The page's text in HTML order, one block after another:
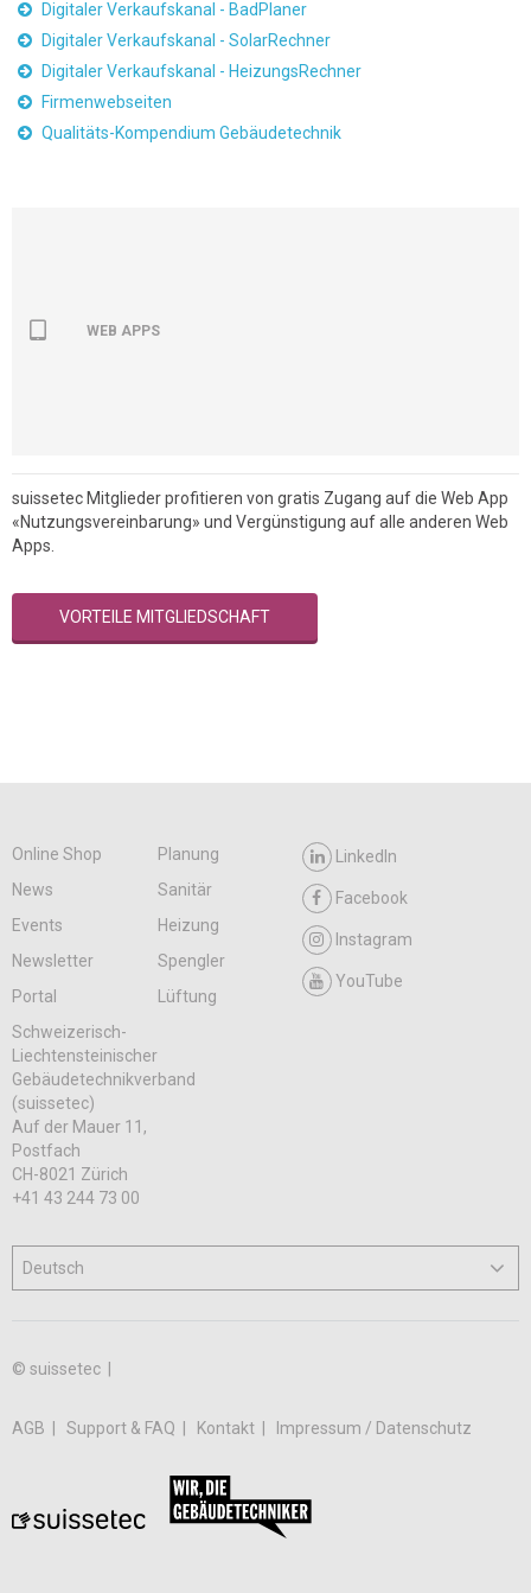
Digitaler Verkaufskanal - BadPlaner
Digitaler Verkaufskanal - SolarRechner
Digitaler Verkaufskanal - HeizungsRechner
Firmenwebseiten
Qualitäts-Kompendium Gebäudetechnik
WEB APPS
suissetec Mitglieder profitieren von gratis Zugang auf die Web App
«Nutzungsvereinbarung» und Vergünstigung auf alle anderen Web
Apps.
VORTEILE MITGLIEDSCHAFT
Online Shop
Planung
News
Sanitär
Events
Heizung
Newsletter
Spengler
Portal
Lüftung
LinkedIn
Facebook
Instagram
YouTube
Schweizerisch-
Liechtensteinischer
Gebäudetechnikverband
(suissetec)
Auf der Mauer 11,
Postfach
CH-8021 Zürich
+41 43 244 73 00
© suissetec |
AGB Support & FAQ Kontakt Impressum / Datenschutz